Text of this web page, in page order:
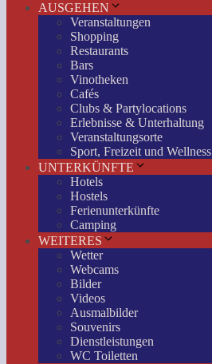
AUSGEHEN
Veranstaltungen
Shopping
Restaurants
Bars
Vinotheken
Cafés
Clubs & Partylocations
Erlebnisse & Unterhaltung
Veranstaltungsorte
Sport, Freizeit und Wellness
UNTERKÜNFTE
Hotels
Hostels
Ferienunterkünfte
Camping
WEITERES
Wetter
Webcams
Bilder
Videos
Ausmalbilder
Souvenirs
Dienstleistungen
WC Toiletten